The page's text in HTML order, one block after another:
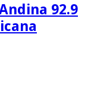
92.9